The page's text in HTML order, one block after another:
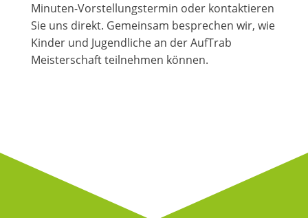
Minuten-Vorstellungstermin oder kontaktieren
Sie uns direkt. Gemeinsam besprechen wir, wie
Kinder und Jugendliche an der AufTrab
Meisterschaft teilnehmen können.